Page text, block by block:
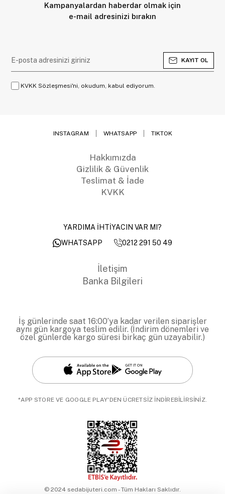
Kampanyalardan haberdar olmak için
e-mail adresinizi bırakın
KAYIT OL
KVKK Sözleşmesi'ni, okudum, kabul ediyorum.
INSTAGRAM WHATSAPP TIKTOK
Hakkımızda
Gizlilik & Güvenlik
Teslimat & İade
KVKK
YARDIMA İHTİYACIN VAR MI?
WHATSAPP
0212 291 50 49
İletişim
Banka Bilgileri
İş günlerinde saat 16:00’ya kadar verilen siparişler
aynı gün kargoya teslim edilir. (İndirim dönemleri ve
özel günlerde kargo süresi birkaç gün uzayabilir.)
*APP STORE VE GOOGLE PLAY'DEN ÜCRETSİZ İNDİREBİLİRSİNİZ.
© 2024 sedabijuteri.com - Tüm Hakları Saklıdır.